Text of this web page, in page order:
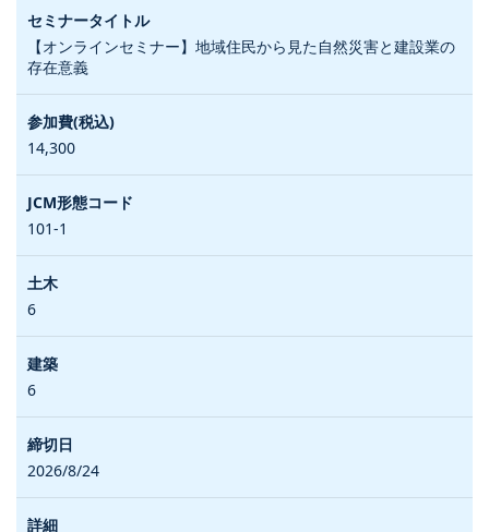
【オンラインセミナー】地域住民から見た自然災害と建設業の
存在意義
14,300
101-1
6
6
2026/8/24